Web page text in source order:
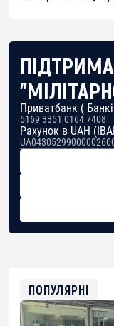
Приватбанк (
5169 3351 0164 7408
Рахунок в UAH
ПОПУЛЯРНІ